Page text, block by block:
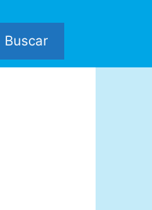
Buscar